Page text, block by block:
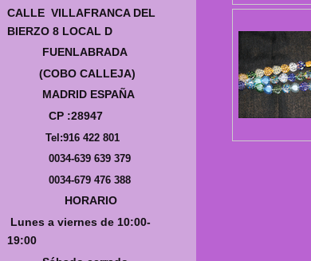
CALLE VILLAFRANCA DEL
BIERZO 8 LOCAL D
FUENLABRADA
(COBO CALLEJA)
MADRID ESPAÑA
CP :28947
Tel:916 422 801
0034-639 639 379
0034-679 476 388
HORARIO
Lunes a viernes de 10:00-
19:00